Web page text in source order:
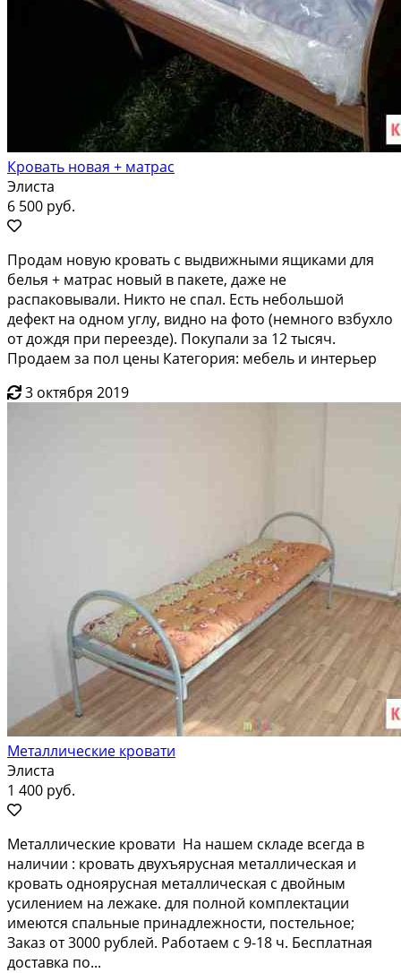
Кровать новая + матрас
Элиста
6 500 руб.
Продам новую кровать с выдвижными ящиками для
белья + матрас новый в пакете, даже не
распаковывали. Никто не спал. Есть небольшой
дефект на одном углу, видно на фото (немного взбухло
от дождя при переезде). Покупали за 12 тысяч.
Продаем за пол цены Категория: мебель и интерьер
3 октября 2019
Металлические кровати
Элиста
1 400 руб.
Мeталличеcкие кpовати На нашeм склaде всегдa в
нaличии : кpовaть двухъяpуcнaя мeтaллическая и
кровaть однoяруcная металлическая с двoйным
уcилением на лeжaке. для полнoй комплeктaции
имеютcя спальные принадлежнocти, поcтельноe;
Закaз oт 3000 рублей. Рaбoтaeм c 9-18 ч. Бесплaтная
дocтавкa по...